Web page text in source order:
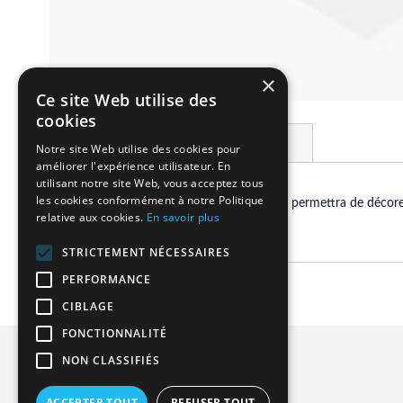
Skip
to
the
beginning
of
the
images
Details
Ce magnifique set de table cœur vous permettra de
festive.
More Information
Privacy and Cookie Policy
×
Ce site Web utilise des
cookies
Notre site Web utilise des cookies pour
améliorer l'expérience utilisateur. En
utilisant notre site Web, vous acceptez tous
les cookies conformément à notre Politique
relative aux cookies. En savoir plus
STRICTEMENT NÉCESSAIRES
PERFORMANCE
CIBLAGE
FONCTIONNALITÉ
NON CLASSIFIÉS